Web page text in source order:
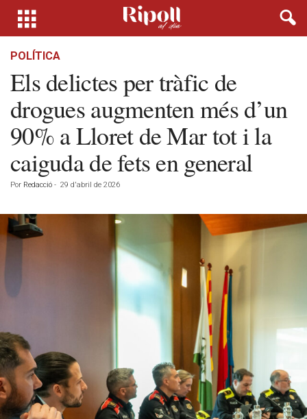
POLÍTICA
Els delictes per tràfic de
drogues augmenten més d’un
90% a Lloret de Mar tot i la
caiguda de fets en general
Por Redacció - 29 d'abril de 2026